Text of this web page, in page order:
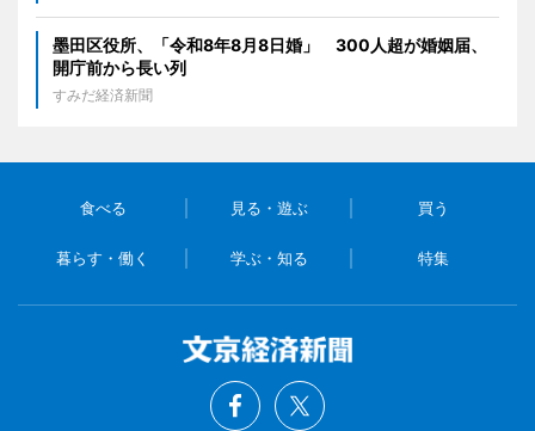
墨田区役所、「令和8年8月8日婚」 300人超が婚姻届、
開庁前から長い列
すみだ経済新聞
食べる 見る・遊ぶ 買う
暮らす・働く 学ぶ・知る 特集